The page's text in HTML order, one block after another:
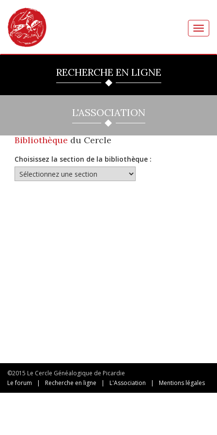
RECHERCHE EN LIGNE
L'ASSOCIATION
Bibliothèque du Cercle
Choisissez la section de la bibliothèque :
©2015 Le Cercle Généalogique de Picardie
Le forum
| Recherche en ligne | L'Association | Mentions légales